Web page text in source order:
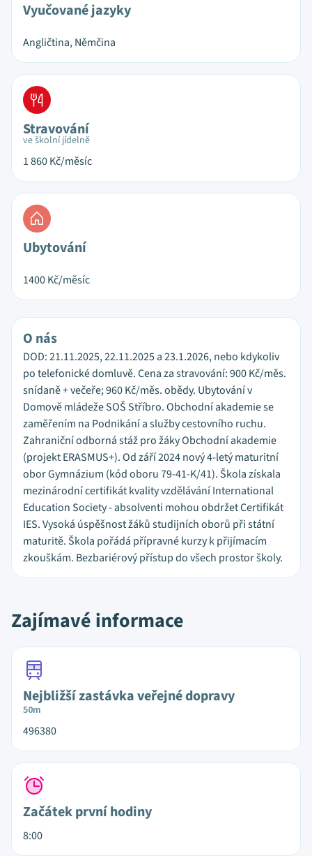
Vyučované jazyky
Angličtina, Němčina
Stravování
ve školní jídelně
1 860Kč/měsíc
Ubytování
1400Kč/měsíc
O nás
DOD: 21.11.2025, 22.11.2025 a 23.1.2026, nebo kdykoliv
po telefonické domluvě. Cena za stravování: 900 Kč/měs.
snídaně + večeře; 960 Kč/měs. obědy. Ubytování v
Domově mládeže SOŠ Stříbro. Obchodní akademie se
zaměřením na Podnikání a služby cestovního ruchu.
Zahraniční odborná stáž pro žáky Obchodní akademie
(projekt ERASMUS+). Od září 2024 nový 4-letý maturitní
obor Gymnázium (kód oboru 79-41-K/41). Škola získala
mezinárodní certifikát kvality vzdělávání International
Education Society - absolventi mohou obdržet Certifikát
IES. Vysoká úspěšnost žáků studijních oborů při státní
maturitě. Škola pořádá přípravné kurzy k přijímacím
zkouškám. Bezbariérový přístup do všech prostor školy.
Zajímavé informace
Nejbližší zastávka veřejné dopravy
50m
496380
Začátek první hodiny
8:00